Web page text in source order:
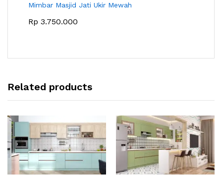
Mimbar Masjid Jati Ukir Mewah
Rp 3.750.000
Related products